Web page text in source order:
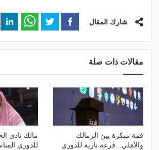
شارك المقال
مقالات ذات صلة
قمة مبكرة بين الزمالك
والأهلي.. قرعة نارية للدوري
مالك نادي
للدوري